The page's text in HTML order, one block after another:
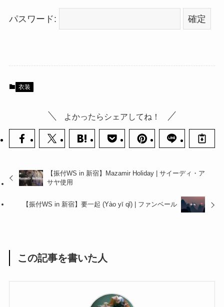
パスワード:
衣装
よかったらシェアしてね！
【振付WS in 新宿】Mazamir Holiday | サイーディ・ア
サヤ使用
【振付WS in 新宿】要一起 (Yào yī qǐ) | ファンベール
この記事を書いた人